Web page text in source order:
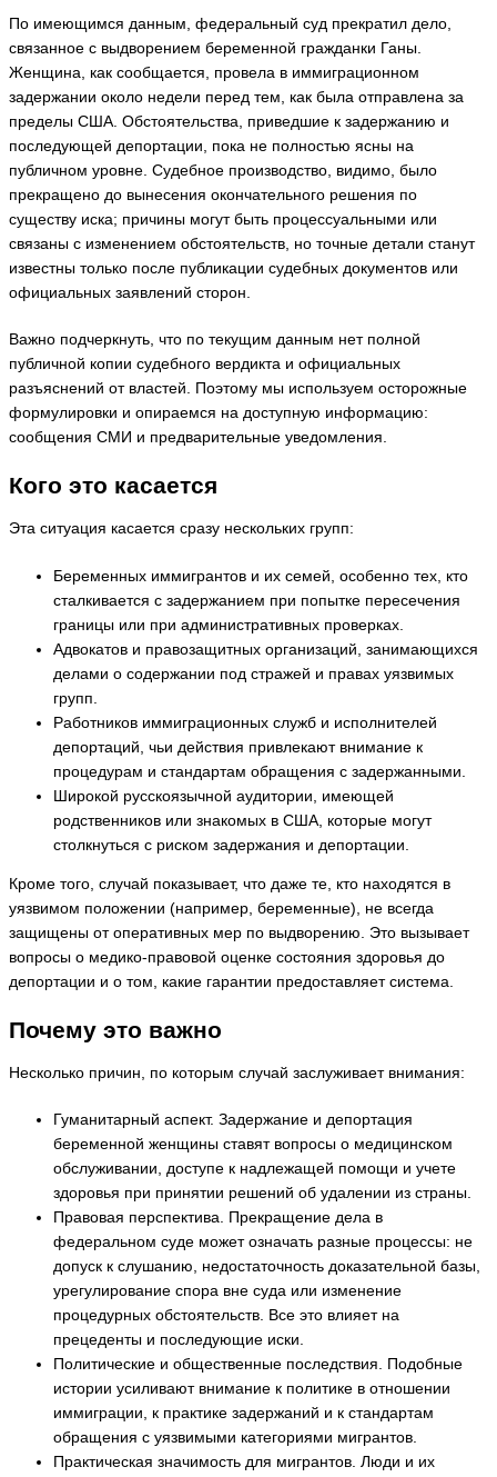
По имеющимся данным, федеральный суд прекратил дело,
связанное с выдворением беременной гражданки Ганы.
Женщина, как сообщается, провела в иммиграционном
задержании около недели перед тем, как была отправлена за
пределы США. Обстоятельства, приведшие к задержанию и
последующей депортации, пока не полностью ясны на
публичном уровне. Судебное производство, видимо, было
прекращено до вынесения окончательного решения по
существу иска; причины могут быть процессуальными или
связаны с изменением обстоятельств, но точные детали станут
известны только после публикации судебных документов или
официальных заявлений сторон.
Важно подчеркнуть, что по текущим данным нет полной
публичной копии судебного вердикта и официальных
разъяснений от властей. Поэтому мы используем осторожные
формулировки и опираемся на доступную информацию:
сообщения СМИ и предварительные уведомления.
Кого это касается
Эта ситуация касается сразу нескольких групп:
Беременных иммигрантов и их семей, особенно тех, кто
сталкивается с задержанием при попытке пересечения
границы или при административных проверках.
Адвокатов и правозащитных организаций, занимающихся
делами о содержании под стражей и правах уязвимых
групп.
Работников иммиграционных служб и исполнителей
депортаций, чьи действия привлекают внимание к
процедурам и стандартам обращения с задержанными.
Широкой русскоязычной аудитории, имеющей
родственников или знакомых в США, которые могут
столкнуться с риском задержания и депортации.
Кроме того, случай показывает, что даже те, кто находятся в
уязвимом положении (например, беременные), не всегда
защищены от оперативных мер по выдворению. Это вызывает
вопросы о медико‑правовой оценке состояния здоровья до
депортации и о том, какие гарантии предоставляет система.
Почему это важно
Несколько причин, по которым случай заслуживает внимания:
Гуманитарный аспект. Задержание и депортация
беременной женщины ставят вопросы о медицинском
обслуживании, доступе к надлежащей помощи и учете
здоровья при принятии решений об удалении из страны.
Правовая перспектива. Прекращение дела в
федеральном суде может означать разные процессы: не
допуск к слушанию, недостаточность доказательной базы,
урегулирование спора вне суда или изменение
процедурных обстоятельств. Все это влияет на
прецеденты и последующие иски.
Политические и общественные последствия. Подобные
истории усиливают внимание к политике в отношении
иммиграции, к практике задержаний и к стандартам
обращения с уязвимыми категориями мигрантов.
Практическая значимость для мигрантов. Люди и их